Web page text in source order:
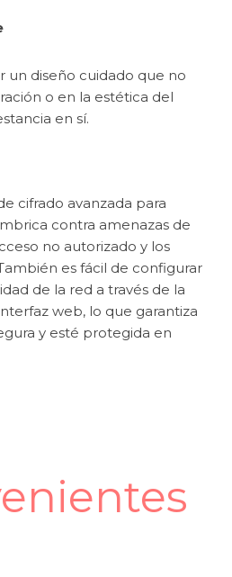
un diseño cuidado que no
o en la estética del
en sí.
cifrado avanzada para
contra amenazas de
no autorizado y los
es fácil de configurar
de la red a través de la
web, lo que garantiza
y esté protegida en